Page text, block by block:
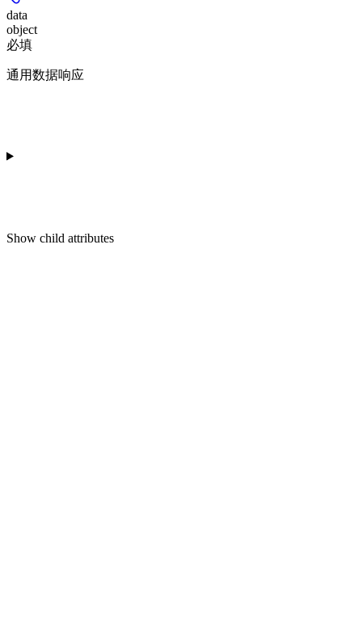
data
object
必填
通用数据响应
Show child attributes